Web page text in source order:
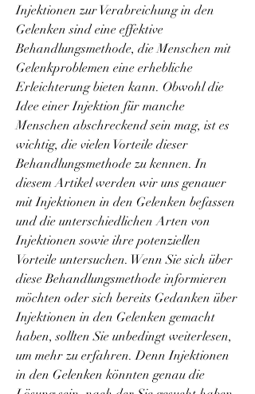
Injektionen zur Verabreichung in den
Gelenken sind eine effektive
Behandlungsmethode, die Menschen mit
Gelenkproblemen eine erhebliche
Erleichterung bieten kann. Obwohl die
Idee einer Injektion für manche
Menschen abschreckend sein mag, ist es
wichtig, die vielen Vorteile dieser
Behandlungsmethode zu kennen. In
diesem Artikel werden wir uns genauer
mit Injektionen in den Gelenken befassen
und die unterschiedlichen Arten von
Injektionen sowie ihre potenziellen
Vorteile untersuchen. Wenn Sie sich über
diese Behandlungsmethode informieren
möchten oder sich bereits Gedanken über
Injektionen in den Gelenken gemacht
haben, sollten Sie unbedingt weiterlesen,
um mehr zu erfahren. Denn Injektionen
in den Gelenken könnten genau die